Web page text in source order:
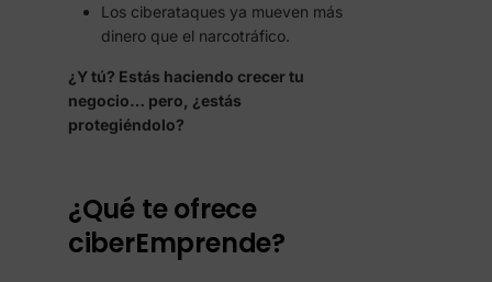
Los ciberataques ya mueven más
dinero que el narcotráfico.
¿Y tú? Estás haciendo crecer tu
negocio… pero, ¿estás
protegiéndolo?
¿Qué te ofrece
ciberEmprende?